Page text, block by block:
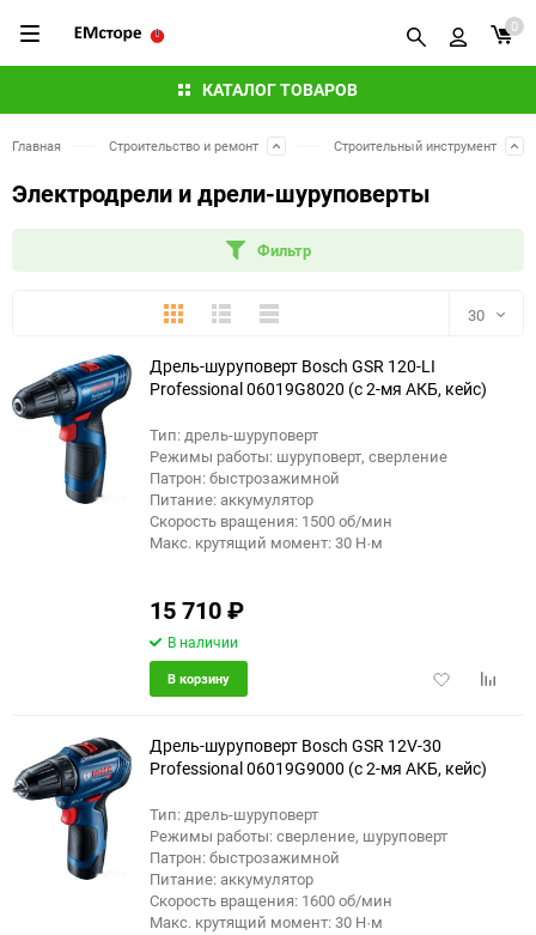
КАТАЛОГ ТОВАРОВ
0
Главная Строительство и ремонт Строительный инструмент
Электродрели и дрели-шуруповерты
Фильтр
ПлиткаПодробноКомпактно 30
Дрель-шуруповерт Bosch GSR 120-LI
Professional 06019G8020 (с 2-мя АКБ, кейс)
Тип: дрель-шуруповерт
Режимы работы: шуруповерт, сверление
Патрон: быстрозажимной
Питание: аккумулятор
Скорость вращения: 1500 об/мин
Макс. крутящий момент: 30 Н·м
15 710₽
В наличии
Добавить
В корзину
Дрель-шуруповерт Bosch GSR 12V-30
Professional 06019G9000 (с 2-мя АКБ, кейс)
Тип: дрель-шуруповерт
Режимы работы: сверление, шуруповерт
Патрон: быстрозажимной
Питание: аккумулятор
Скорость вращения: 1600 об/мин
Макс. крутящий момент: 30 Н·м